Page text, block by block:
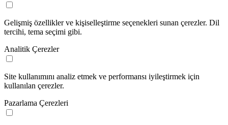
Gelişmiş özellikler ve kişiselleştirme seçenekleri sunan çerezler. Dil
tercihi, tema seçimi gibi.
Analitik Çerezler
Site kullanımını analiz etmek ve performansı iyileştirmek için
kullanılan çerezler.
Pazarlama Çerezleri